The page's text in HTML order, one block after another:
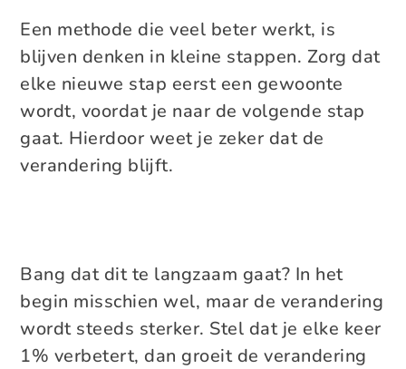
Een methode die veel beter werkt, is
blijven denken in kleine stappen. Zorg dat
elke nieuwe stap eerst een gewoonte
wordt, voordat je naar de volgende stap
gaat. Hierdoor weet je zeker dat de
verandering blijft.
Bang dat dit te langzaam gaat? In het
begin misschien wel, maar de verandering
wordt steeds sterker. Stel dat je elke keer
1% verbetert, dan groeit de verandering